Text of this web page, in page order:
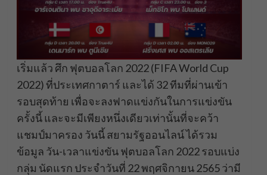
เริ่มแล้ว ศึก ฟุตบอลโลก 2022 (FIFA World Cup
2022) ที่ประเทศกาตาร์ และได้ 32 ทีมที่ผ่านเข้า
รอบสุดท้าย เพื่อจะลงฟาดแข่งกันในการแข่งขัน
ครั้งนี้ และจะมีเพียงหนึ่งเดียวเท่านั้นที่จะคว้า
แชมป์มาครอง วันนี้ สยามรัฐออนไลน์ ได้รวม
ข้อมูล วัน-เวลาแข่งขัน ฟุตบอลโลก 2022 รอบแบ่ง
กลุ่ม นัดแรก ประจำวันที่ 22 พฤศจิกายน 2565 ว่ามี